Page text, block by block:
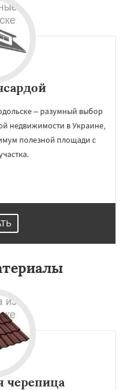
– разумный выбор
недвижимости в Украине,
полезной площади с
черепица